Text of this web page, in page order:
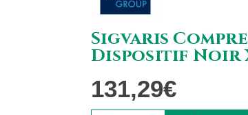
Sigvaris
Dispositif Noir
131,29€